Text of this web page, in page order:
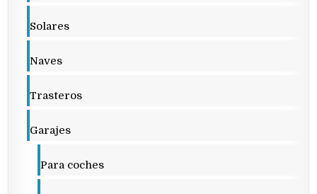
Solares
Naves
Trasteros
Garajes
Para coches